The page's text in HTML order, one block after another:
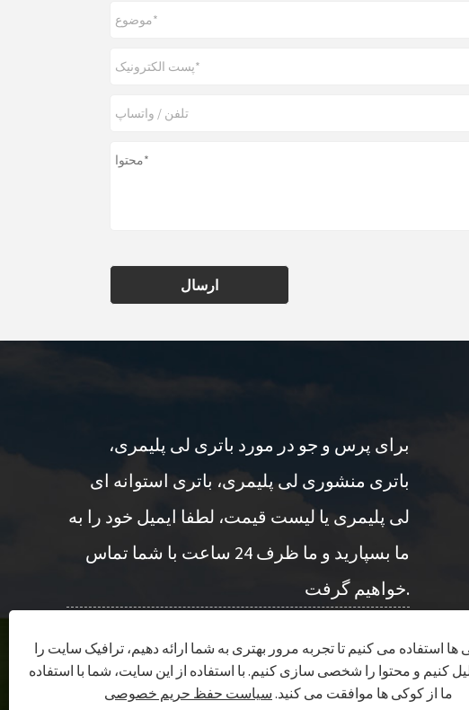
ارسال
برای پرس و جو در مورد باتری لی پلیمری،
باتری منشوری لی پلیمری، باتری استوانه ای
لی پلیمری یا لیست قیمت، لطفا ایمیل خود را به
ما بسپارید و ما ظرف 24 ساعت با شما تماس
خواهیم گرفت.
پرس و جو در حال حاضر
ها استفاده می کنیم تا تجربه مرور بهتری به شما ارائه دهیم، ترافیک سایت را
کنیم و محتوا را شخصی سازی کنیم. با استفاده از این سایت، شما با استفاده
ما از کوکی ها موافقت می کنید. سیاست حفظ حریم خصوصی